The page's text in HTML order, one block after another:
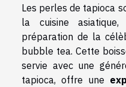
Les perles de tapioca
la cuisine
préparation de la
bubble tea. Cette
servie avec une
tapioca, offre une